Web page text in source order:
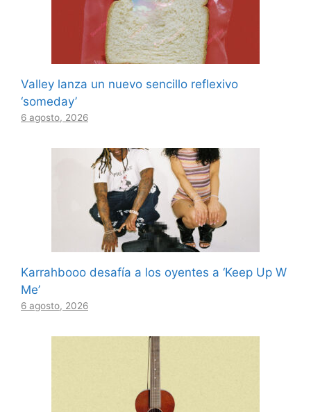
Valley lanza un nuevo sencillo reflexivo
‘someday’
6 agosto, 2026
Karrahbooo desafía a los oyentes a ‘Keep Up W
Me’
6 agosto, 2026